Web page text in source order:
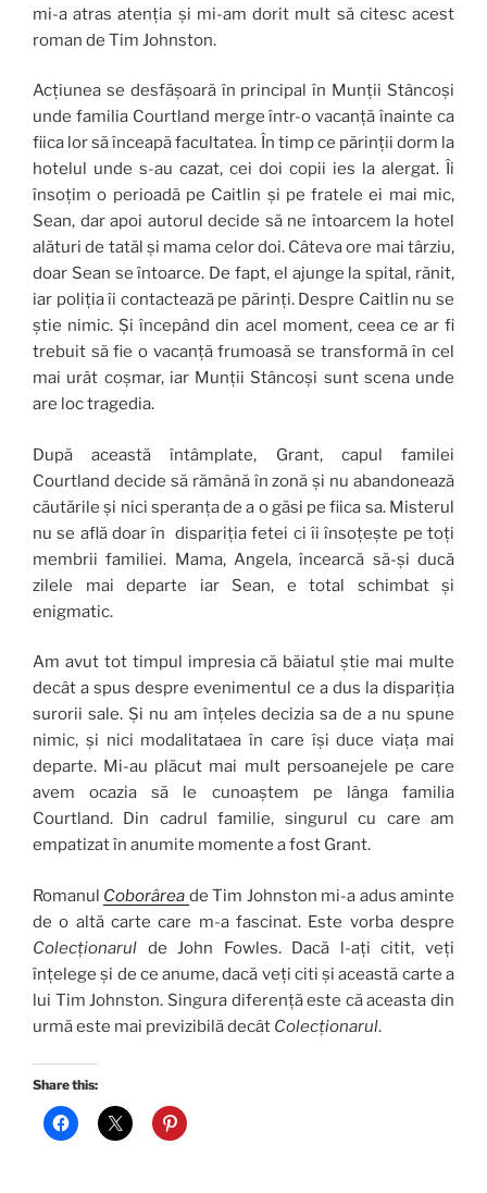
mi-a atras atenția și mi-am dorit mult să citesc acest
roman de Tim Johnston.
Acțiunea se desfășoară în principal în Munții Stâncoși
unde familia Courtland merge într-o vacanță înainte ca
fiica lor să înceapă facultatea. În timp ce părinții dorm la
hotelul unde s-au cazat, cei doi copii ies la alergat. Îi
însoțim o perioadă pe Caitlin și pe fratele ei mai mic,
Sean, dar apoi autorul decide să ne întoarcem la hotel
alături de tatăl și mama celor doi. Câteva ore mai târziu,
doar Sean se întoarce. De fapt, el ajunge la spital, rănit,
iar poliția îi contactează pe părinți. Despre Caitlin nu se
știe nimic. Și începând din acel moment, ceea ce ar fi
trebuit să fie o vacanță frumoasă se transformă în cel
mai urât coșmar, iar Munții Stâncoși sunt scena unde
are loc tragedia.
După această întâmplate, Grant, capul familei
Courtland decide să rămână în zonă și nu abandonează
căutările și nici speranța de a o găsi pe fiica sa. Misterul
nu se află doar în dispariția fetei ci îi însoțește pe toți
membrii familiei. Mama, Angela, încearcă să-și ducă
zilele mai departe iar Sean, e total schimbat și
enigmatic.
Am avut tot timpul impresia că băiatul știe mai multe
decât a spus despre evenimentul ce a dus la dispariția
surorii sale. Și nu am înțeles decizia sa de a nu spune
nimic, și nici modalitataea în care își duce viața mai
departe. Mi-au plăcut mai mult persoanejele pe care
avem ocazia să le cunoaștem pe lânga familia
Courtland. Din cadrul familie, singurul cu care am
empatizat în anumite momente a fost Grant.
Romanul Coborârea de Tim Johnston mi-a adus aminte
de o altă carte care m-a fascinat. Este vorba despre
Colecționarul de John Fowles. Dacă l-ați citit, veți
înțelege și de ce anume, dacă veți citi și această carte a
lui Tim Johnston. Singura diferență este că aceasta din
urmă este mai previzibilă decât Colecționarul.
Share this: